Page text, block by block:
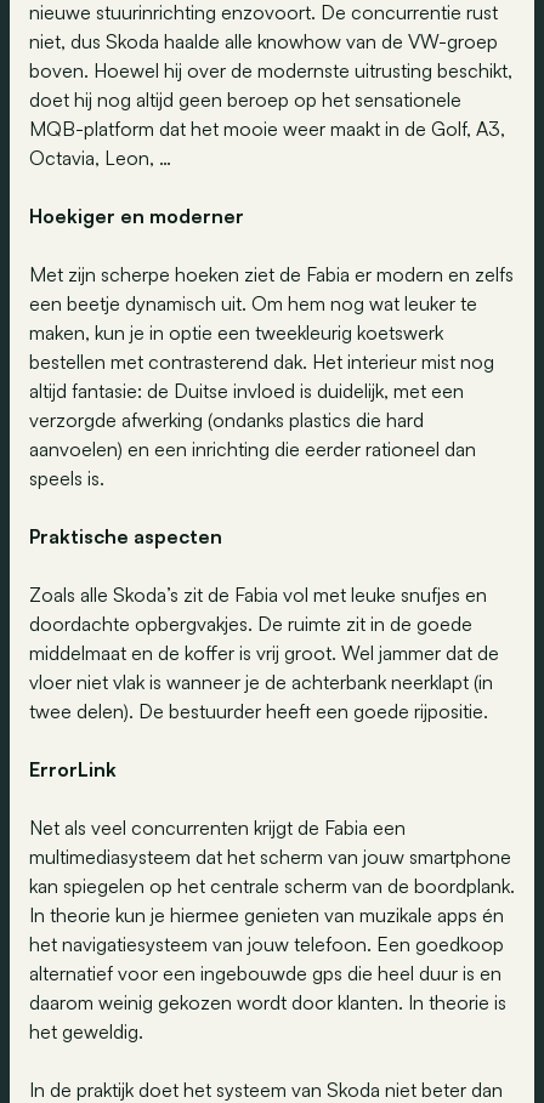
nieuwe stuurinrichting enzovoort. De concurrentie rust
niet, dus Skoda haalde alle knowhow van de VW-groep
boven. Hoewel hij over de modernste uitrusting beschikt,
doet hij nog altijd geen beroep op het sensationele
MQB-platform dat het mooie weer maakt in de Golf, A3,
Octavia, Leon, …
Hoekiger en moderner
Met zijn scherpe hoeken ziet de Fabia er modern en zelfs
een beetje dynamisch uit. Om hem nog wat leuker te
maken, kun je in optie een tweekleurig koetswerk
bestellen met contrasterend dak. Het interieur mist nog
altijd fantasie: de Duitse invloed is duidelijk, met een
verzorgde afwerking (ondanks plastics die hard
aanvoelen) en een inrichting die eerder rationeel dan
speels is.
Praktische aspecten
Zoals alle Skoda’s zit de Fabia vol met leuke snufjes en
doordachte opbergvakjes. De ruimte zit in de goede
middelmaat en de koffer is vrij groot. Wel jammer dat de
vloer niet vlak is wanneer je de achterbank neerklapt (in
twee delen). De bestuurder heeft een goede rijpositie.
ErrorLink
Net als veel concurrenten krijgt de Fabia een
multimediasysteem dat het scherm van jouw smartphone
kan spiegelen op het centrale scherm van de boordplank.
In theorie kun je hiermee genieten van muzikale apps én
het navigatiesysteem van jouw telefoon. Een goedkoop
alternatief voor een ingebouwde gps die heel duur is en
daarom weinig gekozen wordt door klanten. In theorie is
het geweldig.
In de praktijk doet het systeem van Skoda niet beter dan